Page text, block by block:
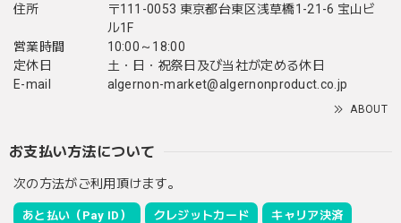
住所
〒111-0053 東京都台東区浅草橋1-21-6 宝山ビ
ル1F
営業時間
10:00～18:00
定休日
土・日・祝祭日及び当社が定める休日
E-mail
algernon-market@algernonproduct.co.jp
ABOUT
お支払い方法について
次の方法がご利用頂けます。
あと払い（Pay ID） クレジットカード キャリア決済